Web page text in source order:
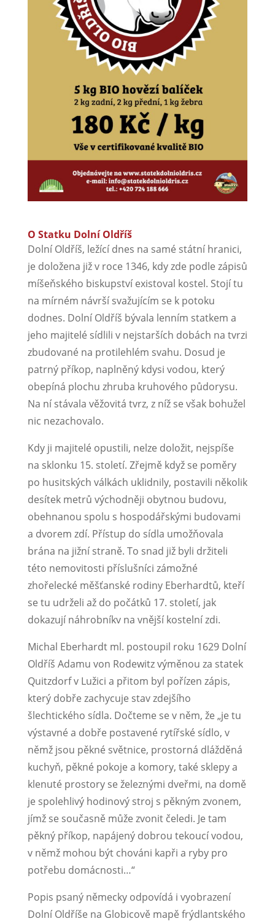
O Statku Dolní Oldříš
Dolní Oldříš, ležící dnes na samé státní hranici,
je doložena již v roce 1346, kdy zde podle zápisů
míšeňského biskupství existoval kostel. Stojí tu
na mírném návrší svažují­cím se k potoku
dodnes. Dolní Oldříš bývala lenním statkem a
jeho majitelé sídlili v nejstarších dobách na tvrzi
zbudované na protilehlém svahu. Dosud je
patrný příkop, na­plněný kdysi vodou, který
obepíná plochu zhruba kruhového půdorysu.
Na ní stávala věžovitá tvrz, z níž se však bohužel
nic nezachovalo.
Kdy ji majitelé opustili, nelze doložit, nejspíše
na sklonku 15. století. Zřejmě když se poměry
po husitských válkách uklidnily, postavili několik
desítek metrů východněji obytnou budovu,
obehnanou spolu s hospodářskými budovami
a dvorem zdí. Přístup do sídla umožňovala
brána na jižní straně. To snad již byli držiteli
této nemovitosti pří­slušníci zámožné
zhořelecké měšťanské rodiny Eberhardtů, kteří
se tu udrželi až do počátků 17. století, jak
dokazují náhrobníkv na vnější kostelní zdi.
Michal Eberhardt ml. postoupil roku 1629 Dolní
Oldříš Adamu von Rodewitz výmě­nou za statek
Quitzdorf v Lužici a přitom byl pořízen zápis,
který dobře zachycuje stav zdejšího
šlechtického sídla. Dočteme se v něm, že „je tu
výstavné a dobře postavené rytířské sídlo, v
němž jsou pěkné světnice, prostorná dlážděná
kuchyň, pěkné pokoje a komory, také sklepy a
klenuté prostory se železnými dveřmi, na domě
je spolehlivý hodinový stroj s pěkným zvonem,
jímž se současně může zvonit čeledi. Je tam
pěkný příkop, napájený dobrou tekoucí vodou,
v němž mohou být chováni kapři a ryby pro
potřebu domácnosti…“
Popis psaný německy odpovídá i vyobrazení
Dolní Oldříše na Globicově mapě frýdlantského